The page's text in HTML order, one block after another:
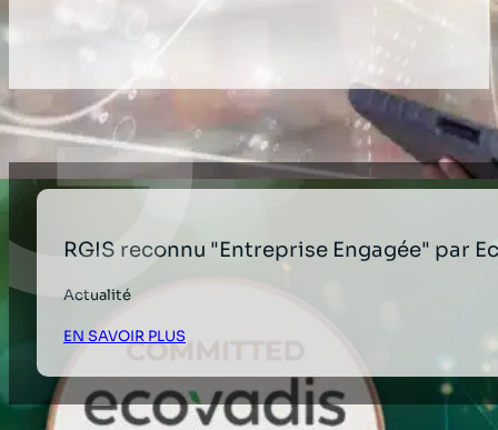
DERNIÈRES ACTUALITÉS ET
RGIS reconnu "Entreprise Engagée" par
Actualité
EN SAVOIR PLUS